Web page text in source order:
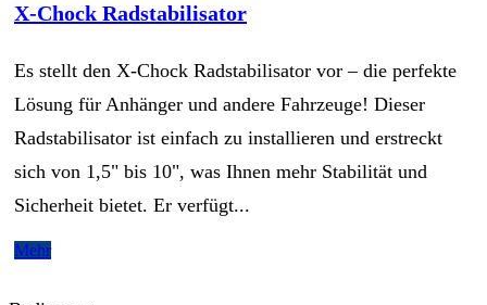
X-Chock Radstabilisator
Es stellt den X-Chock Radstabilisator vor – die perfekte
Lösung für Anhänger und andere Fahrzeuge! Dieser
Radstabilisator ist einfach zu installieren und erstreckt
sich von 1,5" bis 10", was Ihnen mehr Stabilität und
Sicherheit bietet. Er verfügt...
Mehr